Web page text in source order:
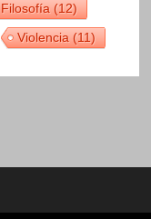
Filosofía(12)
Violencia(11)